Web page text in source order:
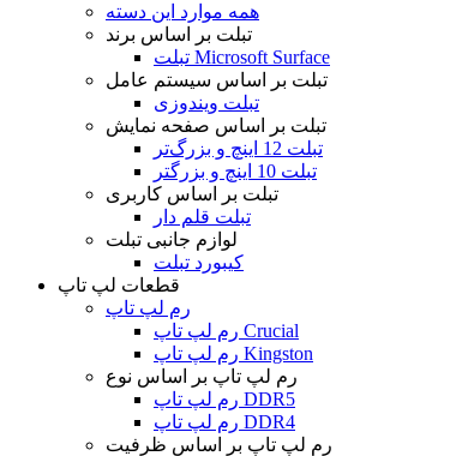
همه موارد این دسته
تبلت بر اساس برند
تبلت Microsoft Surface
تبلت بر اساس سیستم عامل
تبلت ویندوزی
تبلت بر اساس صفحه نمایش
تبلت 12 اینچ و بزرگ‌تر
تبلت 10 اینچ و بزرگتر
تبلت بر اساس کاربری
تبلت قلم دار
لوازم جانبی تبلت
کیبورد تبلت
قطعات لپ تاپ
رم لپ تاپ
رم لپ تاپ Crucial
رم لپ تاپ Kingston
رم لپ تاپ بر اساس نوع
رم لپ تاپ DDR5
رم لپ تاپ DDR4
رم لپ تاپ بر اساس ظرفیت